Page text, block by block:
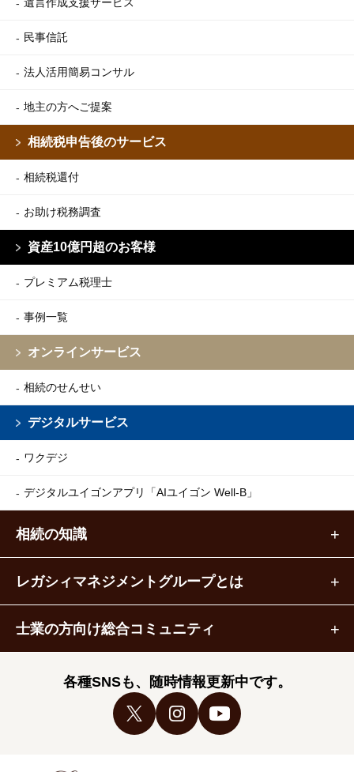
民事信託
法人活用簡易コンサル
地主の方へご提案
相続税申告後のサービス
相続税還付
お助け税務調査
資産10億円超のお客様
プレミアム税理士
事例一覧
オンラインサービス
相続のせんせい
デジタルサービス
ワクデジ
デジタルユイゴンアプリ 「AIユイゴン Well-B」
相続の知識
レガシィマネジメントグループとは
士業の方向け総合コミュニティ
各種SNSも、随時情報更新中です。